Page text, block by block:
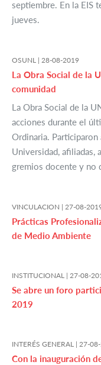
septiembre. En la EIS
jueves.
OSUNL | 28-08-2019
La Obra Social de la
comunidad
La Obra Social de la
acciones durante el
Ordinaria.
Universidad, afiliadas,
gremios docente y no
VINCULACION | 27-08-
Prácticas
de Medio Ambiente
INSTITUCIONAL | 27-08-
Se abre un foro
2019
INTERÉS GENERAL | 27-
Con la inauguración